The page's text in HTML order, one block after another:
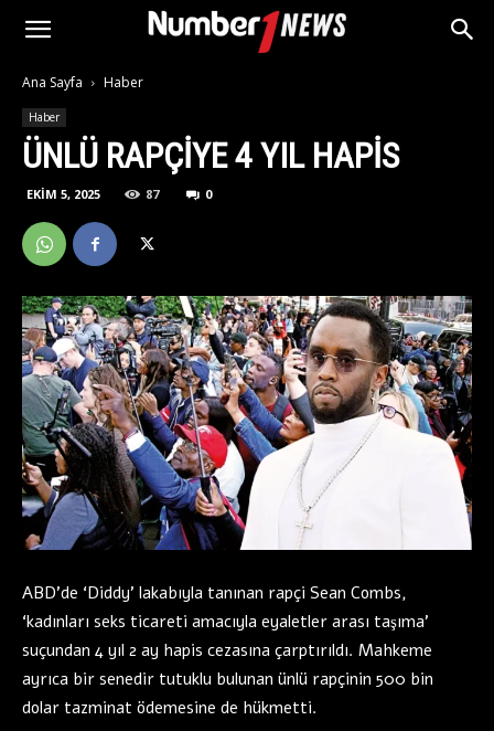
Ana Sayfa Haber
Haber
ÜNLÜ RAPÇIYE 4 YIL HAPIS
EKIM 5, 2025 87 0
ABD’de ‘Diddy’ lakabıyla tanınan rapçi Sean Combs,
‘kadınları seks ticareti amacıyla eyaletler arası taşıma’
suçundan 4 yıl 2 ay hapis cezasına çarptırıldı. Mahkeme
ayrıca bir senedir tutuklu bulunan ünlü rapçinin 500 bin
dolar tazminat ödemesine de hükmetti.